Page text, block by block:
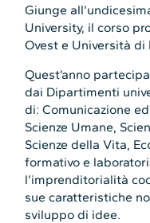
Giunge
University, il corso
Ovest e Università di
Quest’anno
dai Dipartimenti
di: Comunicazione
Scienze Umane,
Scienze della Vita,
formativo e
l’imprenditorialità
sue caratteristiche
sviluppo di idee.